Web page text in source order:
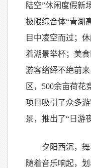
陆空”休闲度假新
极限综合体“青湖
目中凌空而过；
着湖景举杯；美
游客络绎不绝前
区，500余亩荷花
项目吸引了众多
景，推出了“日游
夕阳西沉，
随着音乐响起，